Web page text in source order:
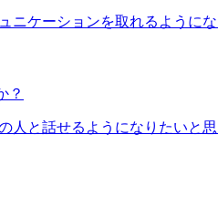
ケーションを取れるよう
？
と話せるようになりたいと